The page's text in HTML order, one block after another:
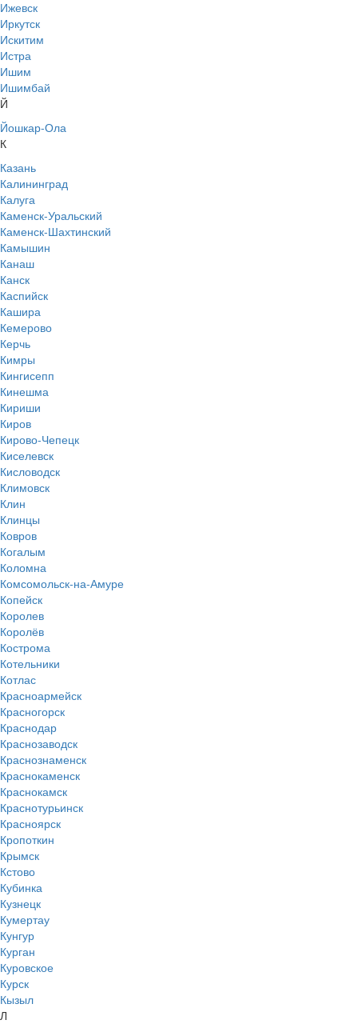
Ижевск
Иркутск
Искитим
Истра
Ишим
Ишимбай
Й
Йошкар-Ола
К
Казань
Калининград
Калуга
Каменск-Уральский
Каменск-Шахтинский
Камышин
Канаш
Канск
Каспийск
Кашира
Кемерово
Керчь
Кимры
Кингисепп
Кинешма
Кириши
Киров
Кирово-Чепецк
Киселевск
Кисловодск
Климовск
Клин
Клинцы
Ковров
Когалым
Коломна
Комсомольск-на-Амуре
Копейск
Королев
Королёв
Кострома
Котельники
Котлас
Красноармейск
Красногорск
Краснодар
Краснозаводск
Краснознаменск
Краснокаменск
Краснокамск
Краснотурьинск
Красноярск
Кропоткин
Крымск
Кстово
Кубинка
Кузнецк
Кумертау
Кунгур
Курган
Куровское
Курск
Кызыл
Л